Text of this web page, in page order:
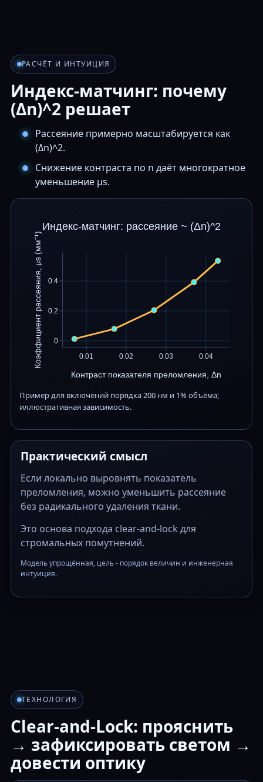
РАСЧЁТ И ИНТУИЦИЯ
Индекс-матчинг: почему
(Δn)^2 решает
Рассеяние примерно масштабируется как
(Δn)^2.
Снижение контраста по n даёт многократное
уменьшение μs.
0.01 0.02 0.03 0.04
0
0.2
0.4
Индекс-матчинг: рассеяние ~ (Δn)^2
Контраст показателя преломления, Δn
Коэффициент рассеяния, μs (мм⁻¹)
Пример для включений порядка 200 нм и 1% объёма;
иллюстративная зависимость.
Практический смысл
Если локально выровнять показатель
преломления, можно уменьшить рассеяние
без радикального удаления ткани.
Это основа подхода clear-and-lock для
стромальных помутнений.
Модель упрощённая, цель - порядок величин и инженерная
интуиция.
ТЕХНОЛОГИЯ
Clear-and-Lock: прояснить
→ зафиксировать светом →
довести оптику